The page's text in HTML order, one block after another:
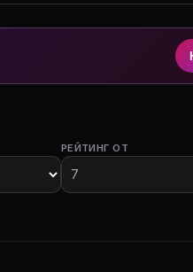
на Movie Planner
РЕЙТИНГ ОТ